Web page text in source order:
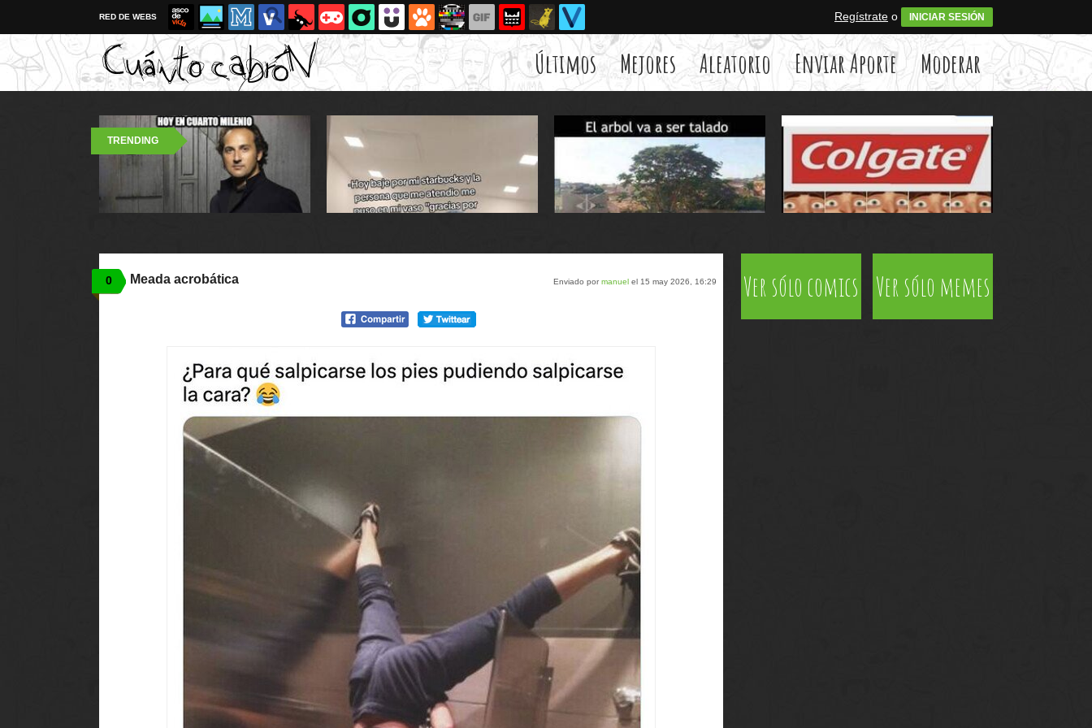
RED DE WEBS Regístrate o INICIAR SESIÓN
Últimos Mejores Aleatorio Enviar Aporte Moderar
TRENDING
0 Enviado pormanuel el 15 may 2026, 16:29
Meada acrobática Ver sólo comics Ver sólo memes